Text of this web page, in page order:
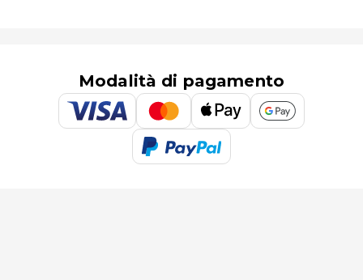
Modalità di pagamento